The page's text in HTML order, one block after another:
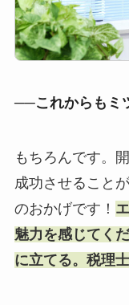
──これからもミ
もちろんです。
成功させること
のおかげです！
魅力を感じてく
に立てる。税理